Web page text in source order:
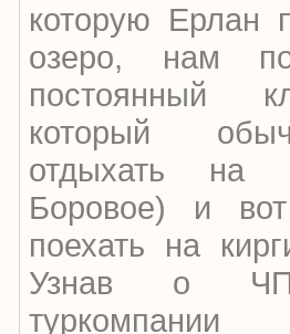
которую Ерлан
озеро, нам
постоянный
который
отдыхать на
Боровое) и
поехать на
Узнав о ЧП,